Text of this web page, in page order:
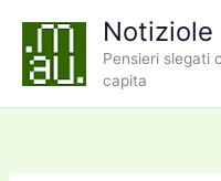
contenuto
Notiziole
Pensieri slegati
capita